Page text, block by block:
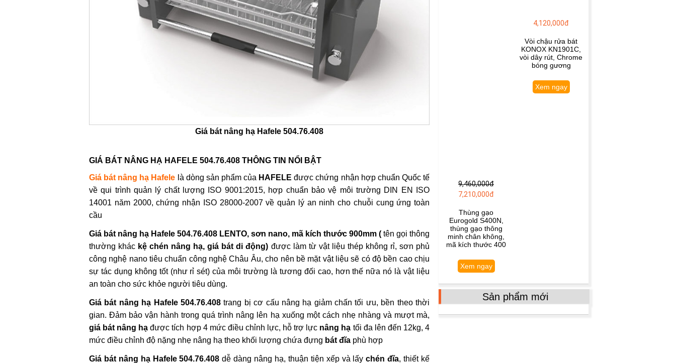
Giá bát nâng hạ Hafele 504.76.408
GIÁ BÁT NÂNG HẠ HAFELE 504.76.408 THÔNG TIN NỔI BẬT
Giá bát nâng hạ Hafele là dòng sản phẩm của HAFELE được chứng nhận hợp chuẩn Quốc tế
về qui trình quản lý chất lượng ISO 9001:2015, hợp chuẩn bảo vệ môi trường DIN EN ISO
14001 năm 2000, chứng nhận ISO 28000-2007 về quản lý an ninh cho chuỗi cung ứng toàn
cầu
Giá bát nâng hạ Hafele 504.76.408 LENTO, sơn nano, mã kích thước 900mm ( tên gọi thông
thường khác kệ chén nâng hạ, giá bát di động) được làm từ vật liệu thép không rỉ, sơn phủ
công nghệ nano tiêu chuẩn công nghệ Châu Âu, cho nên bề mặt vật liệu sẽ có độ bền cao chịu
sự tác dụng không tốt (như rỉ sét) của môi trường là tương đối cao, hơn thế nữa nó là vật liệu
an toàn cho sức khỏe người tiêu dùng.
Giá bát nâng hạ Hafele 504.76.408trang bị cơ cấu nâng hạ giảm chấn tối ưu, bền theo thời
gian. Đảm bảo vận hành trong quá trình nâng lên hạ xuống một cách nhẹ nhàng và mượt mà,
giá bát nâng hạ được tích hợp 4 mức điều chỉnh lực, hỗ trợ lực nâng hạ tối đa lên đến 12kg,4
mức điều chỉnh độ nặng nhẹ nâng hạ theo khối lượng chứa đựng bát đĩa phù hợp
Giá bát nâng hạ Hafele 504.76.408dễ dàng nâng hạ, thuận tiện xếp và lấychén đĩa, thiết kế
4,120,000đ
Vòi chậu rửa bát
KONOX KN1901C,
vòi dây rút, Chrome
bóng gương
Xem ngay
9,460,000đ
7,210,000đ
Thùng gạo
Eurogold S400N,
thùng gạo thông
minh chân không,
mã kích thước 400
Xem ngay
Sản phẩm mới